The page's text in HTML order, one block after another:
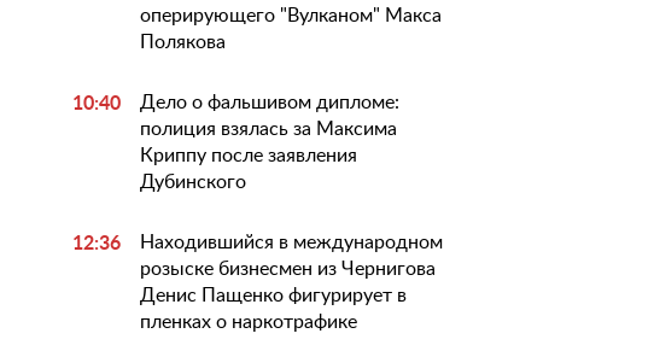
оперирующего "Вулканом" Макса
Полякова
10:40
Дело о фальшивом дипломе:
полиция взялась за Максима
Криппу после заявления
Дубинского
12:36
Находившийся в международном
розыске бизнесмен из Чернигова
Денис Пащенко фигурирует в
пленках о наркотрафике